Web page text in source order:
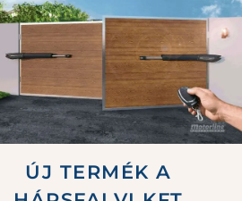
JÓ HA TUDJA
Nyílászárókról
Pára, penész, gomba ellen
ÚJ TERMÉK A